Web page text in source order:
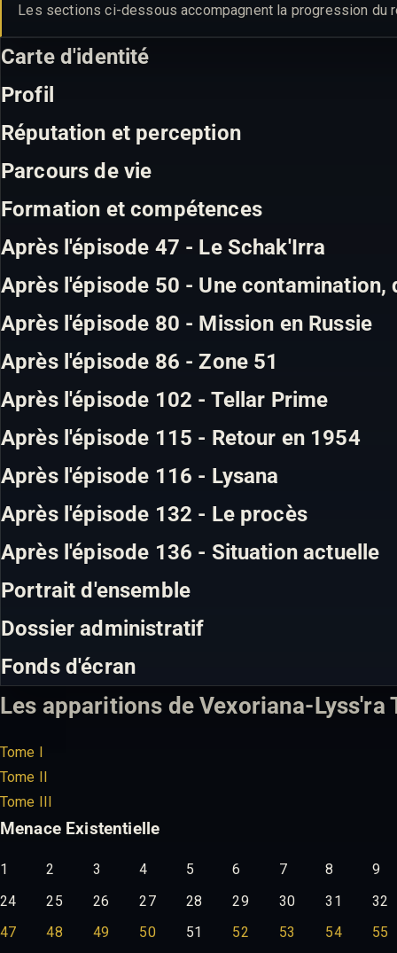
Les sections ci-dessous accompagnent la progression
Carte d'identité
Profil
Réputation et perception
Parcours de vie
Formation et compétences
Après l'épisode 47 - Le Schak'Irra
Après l'épisode 50 - Une contamination,
Après l'épisode 80 - Mission en Russie
Après l'épisode 86 - Zone 51
Après l'épisode 102 - Tellar Prime
Après l'épisode 115 - Retour en 1954
Après l'épisode 116 - Lysana
Après l'épisode 132 - Le procès
Après l'épisode 136 - Situation actuelle
Portrait d'ensemble
Dossier administratif
Fonds d'écran
Les apparitions de Vexoriana-Lyss'ra
Tome I
Tome II
Tome III
Menace Existentielle
1 2 3 4 5 6 7 8
9
24
25 26 27 28 29 30 31
32
47
48 49 50 51 52 53 54
55